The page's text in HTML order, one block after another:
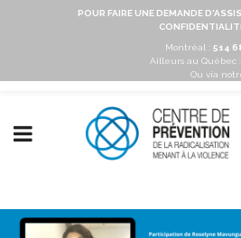
POUR FAIRE UNE DEMANDE
Montréal : 514
Ailleurs au Québec :
Ou via